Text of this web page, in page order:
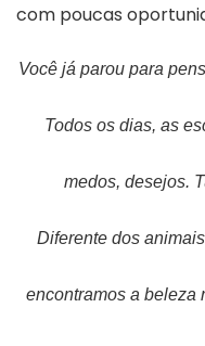
com poucas
Você já parou para
Todos os dias, as
medos, desejos.
Diferente dos
encontramos a beleza